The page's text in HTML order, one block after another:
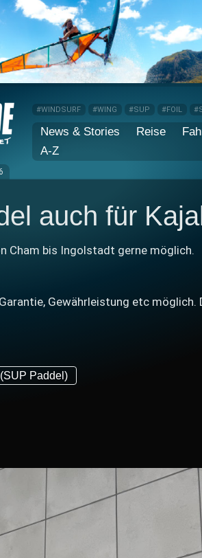
#WINDSURF #WING #SUP #FOIL
News & Stories Reise
A-Z
auch für
Cham bis Ingolstadt gerne möglich.
Gewährleistung etc
Paddel)